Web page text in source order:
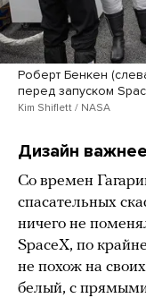
Роберт Бенкен
перед запуском
Kim Shiflett / NASA
Дизайн
Со времен
спасательных
ничего не
SpaceX, по
не похож на
белый, с